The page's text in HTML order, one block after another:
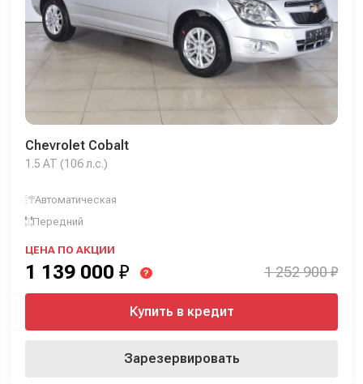
Chevrolet Cobalt
1.5 AT (106 л.с.)
Автоматическая
Передний
ЦЕНА ПО АКЦИИ
1 139 000 ₽ ? 1 252 900 ₽
Купить в кредит
Зарезервировать